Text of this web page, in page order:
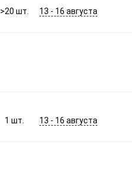
>20 шт. 13 - 16 августа
1 шт. 13 - 16 августа